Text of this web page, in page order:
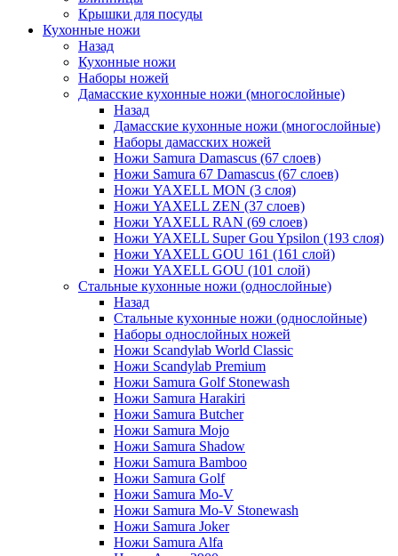
Крышки для посуды
Кухонные ножи
Назад
Кухонные ножи
Наборы ножей
Дамасские кухонные ножи (многослойные)
Назад
Дамасские кухонные ножи (многослойные)
Наборы дамасских ножей
Ножи Samura Damascus (67 слоев)
Ножи Samura 67 Damascus (67 слоев)
Ножи YAXELL MON (3 слоя)
Ножи YAXELL ZEN (37 слоев)
Ножи YAXELL RAN (69 слоев)
Ножи YAXELL Super Gou Ypsilon (193 слоя)
Ножи YAXELL GOU 161 (161 слой)
Ножи YAXELL GOU (101 слой)
Стальные кухонные ножи (однослойные)
Назад
Стальные кухонные ножи (однослойные)
Наборы однослойных ножей
Ножи Scandylab World Classic
Ножи Scandylab Premium
Ножи Samura Golf Stonewash
Ножи Samura Harakiri
Ножи Samura Butcher
Ножи Samura Mojo
Ножи Samura Shadow
Ножи Samura Bamboo
Ножи Samura Golf
Ножи Samura Mo-V
Ножи Samura Mo-V Stonewash
Ножи Samura Joker
Ножи Samura Alfa